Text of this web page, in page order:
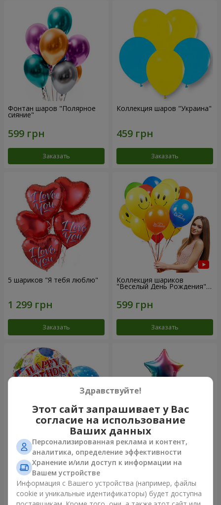
Фонтан шаров "Полярное
сияние"
Заказать
Коллекция шаров "Украина"
Заказать
5 шариков "Я тебя люблю"
Заказать
Коллекция шариков
"Веселый День Рождения" -
7 шариков
Заказать
Микс гелиевых шариков
"Поздравление!"
Заказать
Фонтан шаров "Arcobaleno"
Заказать
Здравствуйте!
Этот сайт запрашивает у Вас
согласие на использование
Ваших данных
Персонализированная реклама и контент,
аналитика, определение эффективности
Хранение и/или доступ к информации на
Вашем устройстве
Информация с Вашего устройства (например, файлы
cookie и уникальные идентификаторы) будет доступна